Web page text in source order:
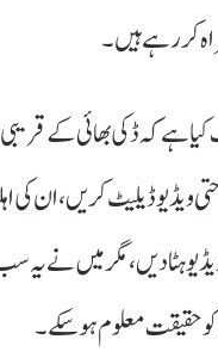
کر رہے ہیں ۔
ہے کہ ڈکی بھائی کے
ویڈیو ڈیلیٹ کریں، ان کی
ہٹا دیں، مگر میں نے
کو حقیقت معلوم ہو سکے۔